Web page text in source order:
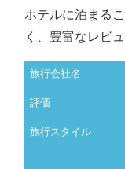
ホテルに泊まる
く、豊富なレビ
旅行会社名
評価
旅行スタイル